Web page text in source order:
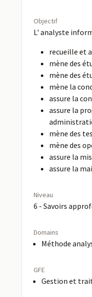
Objectif
L' analyste
recueille et
mène des
mène des
mène la
assure la
assure la
mène des
mène des
assure la
assure la
Niveau
6 - Savoirs
Domains
Méthode
GFE
Gestion et